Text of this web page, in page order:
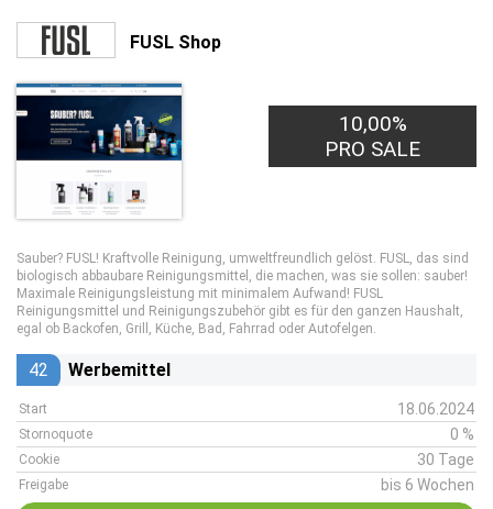
FUSL Shop
10,00%
PRO SALE
Sauber? FUSL! Kraftvolle Reinigung, umweltfreundlich gelöst. FUSL, das sind
biologisch abbaubare Reinigungsmittel, die machen, was sie sollen: sauber!
Maximale Reinigungsleistung mit minimalem Aufwand! FUSL
Reinigungsmittel und Reinigungszubehör gibt es für den ganzen Haushalt,
egal ob Backofen, Grill, Küche, Bad, Fahrrad oder Autofelgen.
42 Werbemittel
Start 18.06.2024
Stornoquote 0 %
Cookie 30 Tage
Freigabe bis 6 Wochen